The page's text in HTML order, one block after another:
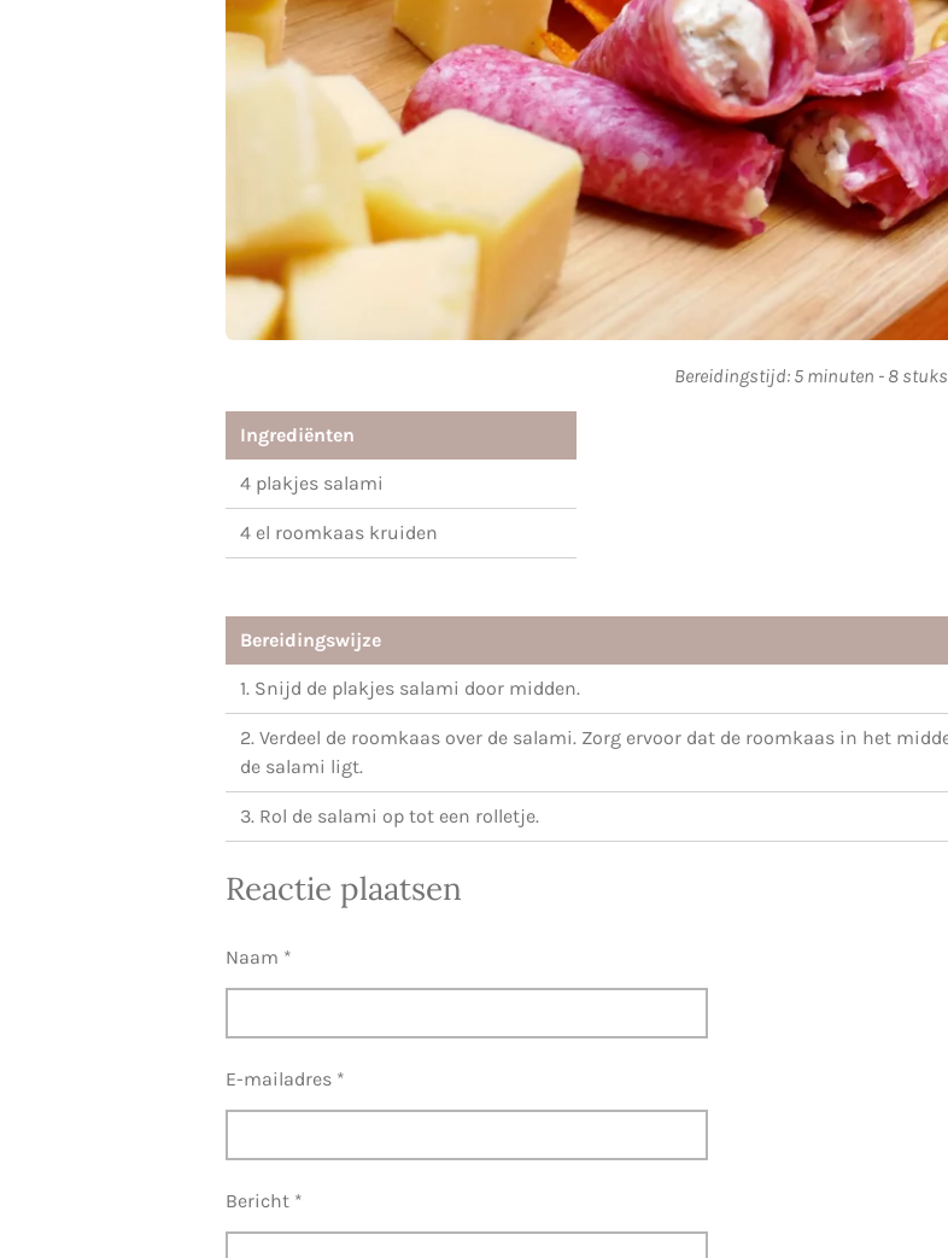
Bereidingstijd: 5 minuten - 8 stuks
Ingrediënten
4 plakjes salami
4 el roomkaas kruiden
Bereidingswijze
1. Snijd de plakjes salami door midden.
2. Verdeel de roomkaas over de salami. Zorg ervoor dat de roomkaas in het
de salami ligt.
3. Rol de salami op tot een rolletje.
Reactie plaatsen
Naam *
E-mailadres *
Bericht *